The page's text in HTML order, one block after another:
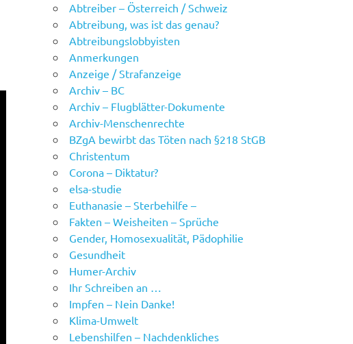
Abtreiber – Österreich / Schweiz
Abtreibung, was ist das genau?
Abtreibungslobbyisten
Anmerkungen
Anzeige / Strafanzeige
Archiv – BC
Archiv – Flugblätter-Dokumente
Archiv-Menschenrechte
BZgA bewirbt das Töten nach §218 StGB
Christentum
Corona – Diktatur?
elsa-studie
Euthanasie – Sterbehilfe –
Fakten – Weisheiten – Sprüche
Gender, Homosexualität, Pädophilie
Gesundheit
Humer-Archiv
Ihr Schreiben an …
Impfen – Nein Danke!
Klima-Umwelt
Lebenshilfen – Nachdenkliches